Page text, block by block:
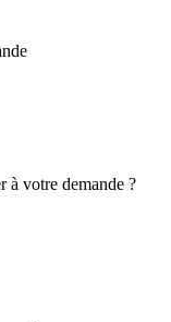
à votre demande ?